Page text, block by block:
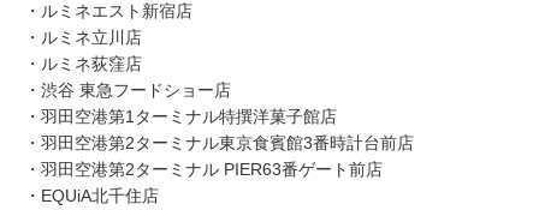
・ルミネエスト新宿店
・ルミネ立川店
・ルミネ荻窪店
・渋谷 東急フードショー店
・羽田空港第1ターミナル特撰洋菓子館店
・羽田空港第2ターミナル東京食賓館3番時計台前店
・羽田空港第2ターミナル PIER63番ゲート前店
・EQUiA北千住店